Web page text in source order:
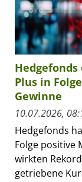
Plus in
Gewinne
10.07.2026,
Hedgefonds
Folge positive
wirkten
getriebene